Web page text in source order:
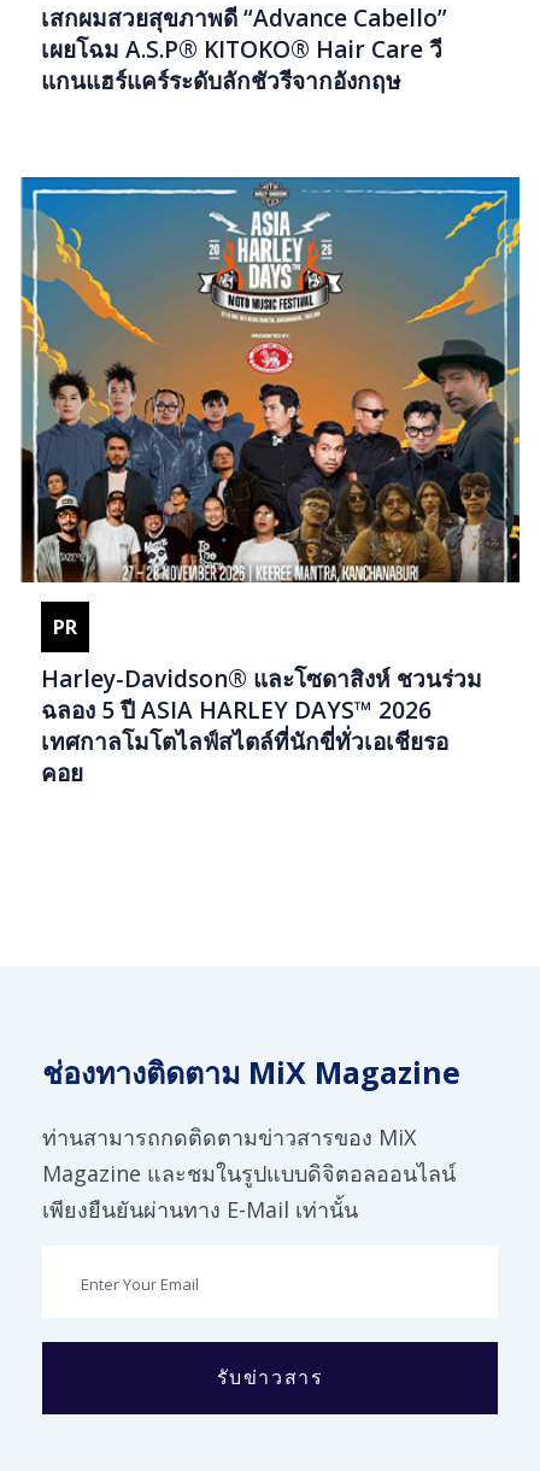
เสกผมสวยสุขภาพดี “Advance Cabello”
เผยโฉม A.S.P® KITOKO® Hair Care วี
แกนแฮร์แคร์ระดับลักชัวรีจากอังกฤษ
PR
Harley-Davidson® และโซดาสิงห์ ชวนร่วม
ฉลอง 5 ปี ASIA HARLEY DAYS™ 2026
เทศกาลโมโตไลฟ์สไตล์ที่นักขี่ทั่วเอเชียรอ
คอย
ช่องทางติดตาม MiX Magazine
ท่านสามารถกดติดตามข่าวสารของ MiX
Magazine และชมในรูปแบบดิจิตอลออนไลน์
เพียงยืนยันผ่านทาง E-Mail เท่านั้น
รับข่าวสาร